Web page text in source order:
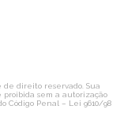
de direito reservado. Sua
proibida sem a autorização
Código Penal – Lei 9610/98